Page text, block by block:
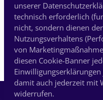
Mit dem
ich mich
unserer
technisch erforderlich
nicht, sondern dienen
Nutzungsverhaltens
von
diesen Cookie-Banner
damit auch jederzeit mit
widerrufen.